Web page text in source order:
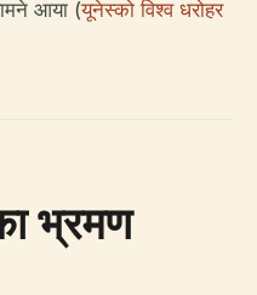
आया (यूनेस्को विश्व धरोहर
भ्रमण